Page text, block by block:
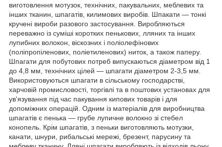
виготовлення мотузок, технічних, пакувальних, меблевих та
інших тканин, шпагатів, килимових виробів. Шпакати — тонкі
кручені вироби разового застосування. Виробляються
переважно із суміші коротких пенькових, лляних та інших
лупибних волокон, віскозних і поліолефінових
(поліпропіленових, поліетиленових) ниток, а також паперу.
Шпагати для побутових потреб випускаються діаметром від 1
до 4,8 мм, технічних цілей — шпагати діаметром 2-3,5 мм.
Використовуються шпагати в сільському господарстві,
харчовій промисловості, торгівлі та в поштових установах для
ув'язування під час пакування кипових товарів і для
допоміжних операцій. Одним із матеріалів для виробництва
шпагатів є пенька — грубе лупичне волокно зі стебел
конопель. Крім шпагатів, з пеньки виготовляють мотузки,
канати, шнури, рибальські мережі, брезент, парусину та